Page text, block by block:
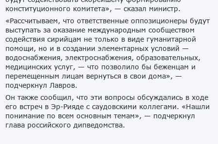
конституционного комитета», — сказал министр.
«Рассчитываем, что ответственные оппозиционеры будут
выступать за оказание международным сообществом
содействия сирийцам не только в виде гуманитарной
помощи, но и в создании элементарных условий —
водоснабжения, электроснабжения, образовательных,
медицинских услуг, — что позволило бы беженцам и
перемещенным лицам вернуться в свои дома», —
подчеркнул Лавров.
Он также сообщил, что эти вопросы обсуждались в ходе
его встреч в Эр-Рияде с саудовскими коллегами. «Нашли
понимание по всем основным темам», — подчеркнул
глава российского дипведомства.